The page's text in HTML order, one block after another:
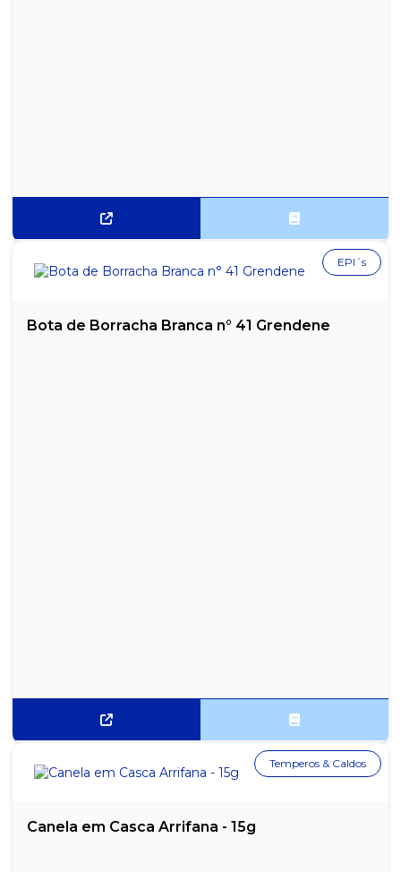
Bota de Borracha Branca n° 41 Grendene
EPI´s
Canela em Casca Arrifana - 15g
Temperos & Caldos